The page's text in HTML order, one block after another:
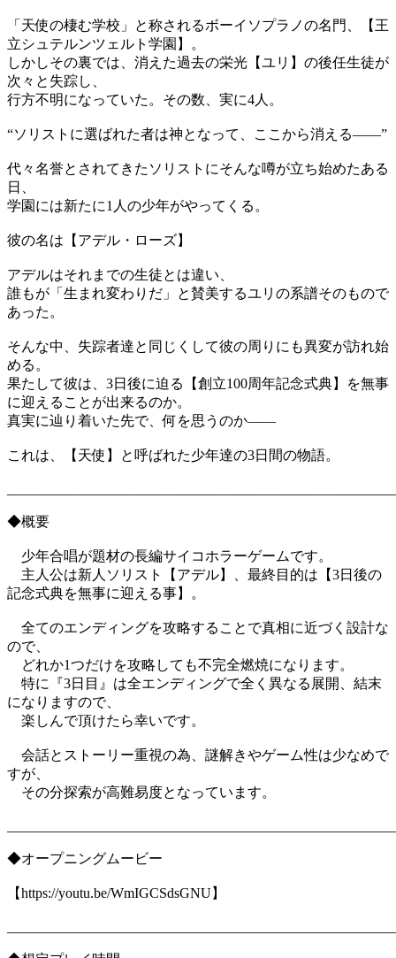
「天使の棲む学校」と称されるボーイソプラノの名門、【王
立シュテルンツェルト学園】。
しかしその裏では、消えた過去の栄光【ユリ】の後任生徒が
次々と失踪し、
行方不明になっていた。その数、実に4人。
“ソリストに選ばれた者は神となって、ここから消える――”
代々名誉とされてきたソリストにそんな噂が立ち始めたある
日、
学園には新たに1人の少年がやってくる。
彼の名は【アデル・ローズ】
アデルはそれまでの生徒とは違い、
誰もが「生まれ変わりだ」と賛美するユリの系譜そのもので
あった。
そんな中、失踪者達と同じくして彼の周りにも異変が訪れ始
める。
果たして彼は、3日後に迫る【創立100周年記念式典】を無事
に迎えることが出来るのか。
真実に辿り着いた先で、何を思うのか――
これは、【天使】と呼ばれた少年達の3日間の物語。
◆概要
少年合唱が題材の長編サイコホラーゲームです。
主人公は新人ソリスト【アデル】、最終目的は【3日後の
記念式典を無事に迎える事】。
全てのエンディングを攻略することで真相に近づく設計な
ので、
どれか1つだけを攻略しても不完全燃焼になります。
特に『3日目』は全エンディングで全く異なる展開、結末
になりますので、
楽しんで頂けたら幸いです。
会話とストーリー重視の為、謎解きやゲーム性は少なめで
すが、
その分探索が高難易度となっています。
◆オープニングムービー
【https://youtu.be/WmIGCSdsGNU】